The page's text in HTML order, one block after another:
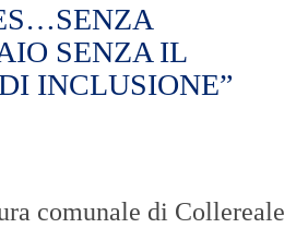
SENZA IL
INCLUSIONE”
comunale di Collereale